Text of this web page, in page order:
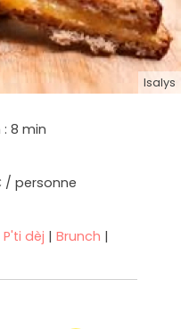
Isalys
8 min
/ personne
P'ti dèj | Brunch |